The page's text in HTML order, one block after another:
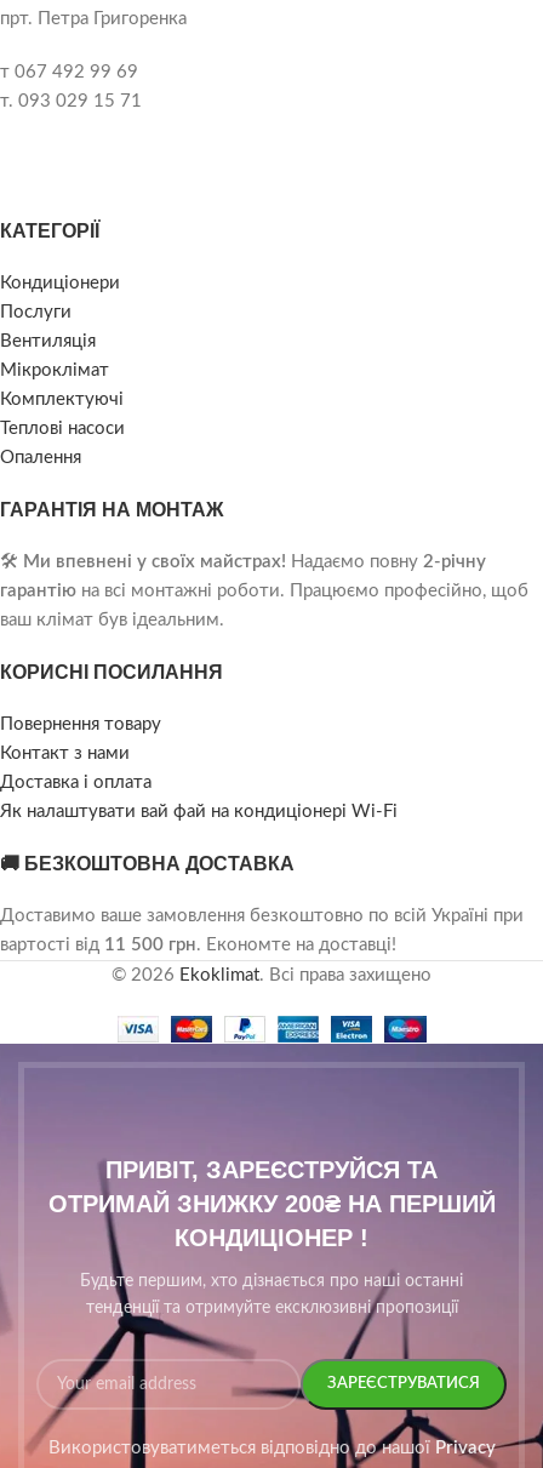
прт. Петра Григоренка
т 067 492 99 69
т. 093 029 15 71
КАТЕГОРІЇ
Кондиціонери
Послуги
Вентиляція
Мікроклімат
Комплектуючі
Теплові насоси
Опалення
ГАРАНТІЯ НА МОНТАЖ
🛠️ Ми впевнені у своїх майстрах! Надаємо повну 2-річну
гарантію на всі монтажні роботи. Працюємо професійно, щоб
ваш клімат був ідеальним.
КОРИСНІ ПОСИЛАННЯ
Повернення товару
Контакт з нами
Доставка і оплата
Як налаштувати вай фай на кондиціонері Wi-Fi
🚚 БЕЗКОШТОВНА ДОСТАВКА
Доставимо ваше замовлення безкоштовно по всій Україні при
вартості від 11 500 грн. Економте на доставці!
© 2026 Ekoklimat. Всі права захищено
ПРИВІТ, ЗАРЕЄСТРУЙСЯ ТА
ОТРИМАЙ ЗНИЖКУ 200₴ НА ПЕРШИЙ
КОНДИЦІОНЕР !
Будьте першим, хто дізнається про наші останні
тенденції та отримуйте ексклюзивні пропозиції
Використовуватиметься відповідно до нашої Privacy